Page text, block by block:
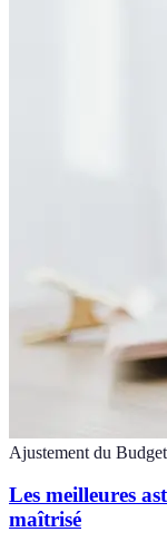
Ajustement du Budget
Les meilleures
maîtrisé